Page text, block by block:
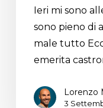
Ieri mi sono
sono pieno di
male tutto
emerita
Lorenzo
3